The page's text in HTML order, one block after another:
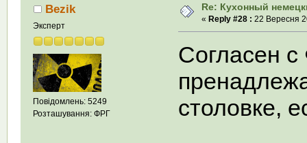
Bezik
Эксперт
Повідомлень: 5249
Розташування: ФРГ
Re: Кухонный
« Reply #28 : 22 Вересня
Согласен
столовке,